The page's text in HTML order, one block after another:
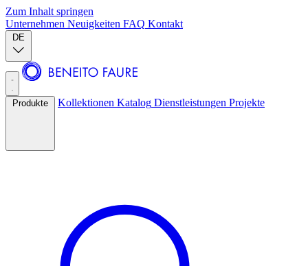
Zum Inhalt springen
Unternehmen Neuigkeiten FAQ Kontakt
DE
Produkte Kollektionen Katalog Dienstleistungen Projekte